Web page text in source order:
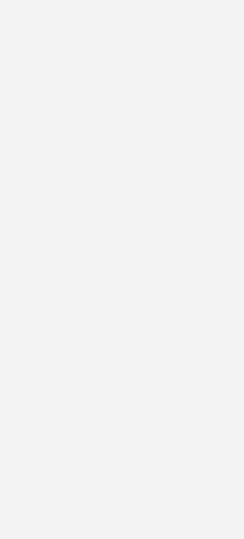
Sie regelmäßig von uns
und Neuigkeiten, gebündelt und
bin ich damit einverstanden, über
Angebote
KG
widerrufen und eine Abmeldung ist
zum Umgang mit Daten finden Sie